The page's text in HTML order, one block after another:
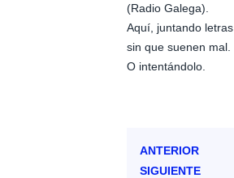
(Radio Galega).
Aquí, juntando letras
sin que suenen mal.
O intentándolo.
ANTERIOR
SIGUIENTE